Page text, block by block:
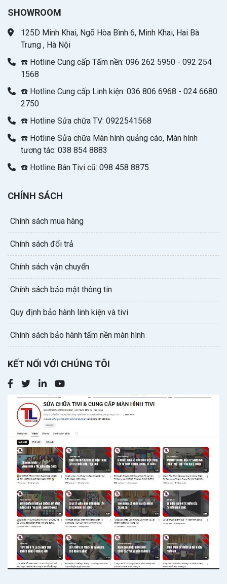
SHOWROOM
125D Minh Khai, Ngõ Hòa Bình 6, Minh Khai, Hai Bà
Trưng , Hà Nội
☎️ Hotline Cung cấp Tấm nền: 096 262 5950 - 092 254
1568
☎️ Hotline Cung cấp Linh kiện: 036 806 6968 - 024 6680
2750
☎️ Hotline Sửa chữa TV: 0922541568
☎️ Hotline Sửa chữa Màn hình quảng cáo, Màn hình
tương tác: 038 854 8883
☎️ Hotline Bán Tivi cũ: 098 458 8875
CHÍNH SÁCH
Chính sách mua hàng
Chính sách đổi trả
Chính sách vận chuyển
Chính sách bảo mật thông tin
Quy định bảo hành linh kiện và tivi
Chính sách bảo hành tấm nền màn hình
KẾT NỐI VỚI CHÚNG TÔI